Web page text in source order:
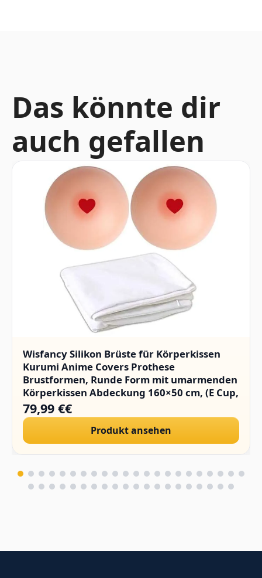
Das könnte dir
auch gefallen
Wisfancy Silikon Brüste für Körperkissen
Kurumi Anime Covers Prothese
Brustformen, Runde Form mit umarmenden
Körperkissen Abdeckung 160×50 cm, (E Cup,
1400g/Paar)
79,99 €€
Produkt ansehen